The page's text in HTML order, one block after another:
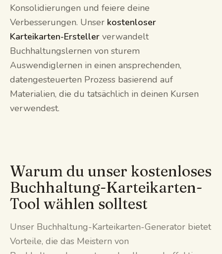
Konsolidierungen und feiere deine
Verbesserungen. Unser kostenloser
Karteikarten-Ersteller verwandelt
Buchhaltungslernen von sturem
Auswendiglernen in einen ansprechenden,
datengesteuerten Prozess basierend auf
Materialien, die du tatsächlich in deinen Kursen
verwendest.
Warum du unser kostenloses
Buchhaltung-Karteikarten-
Tool wählen solltest
Unser Buchhaltung-Karteikarten-Generator bietet
Vorteile, die das Meistern von